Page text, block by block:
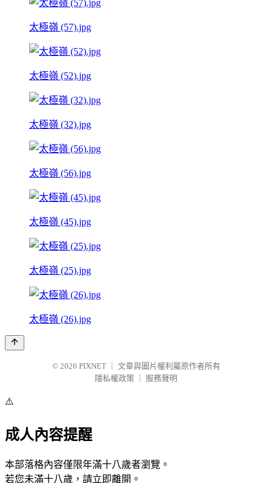
太極嶺 (57).jpg
太極嶺 (52).jpg
太極嶺 (32).jpg
太極嶺 (56).jpg
太極嶺 (45).jpg
太極嶺 (25).jpg
太極嶺 (26).jpg
© 2026 PIXNET
文章與圖片權利屬原作者所有
隱私權政策
服務聲明
⚠️
成人內容提醒
本部落格內容僅限年滿十八歲者瀏覽。
若您未滿十八歲，請立即離開。